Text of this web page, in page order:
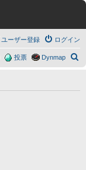
ログイン
ユーザー登録
Dynmap
投票